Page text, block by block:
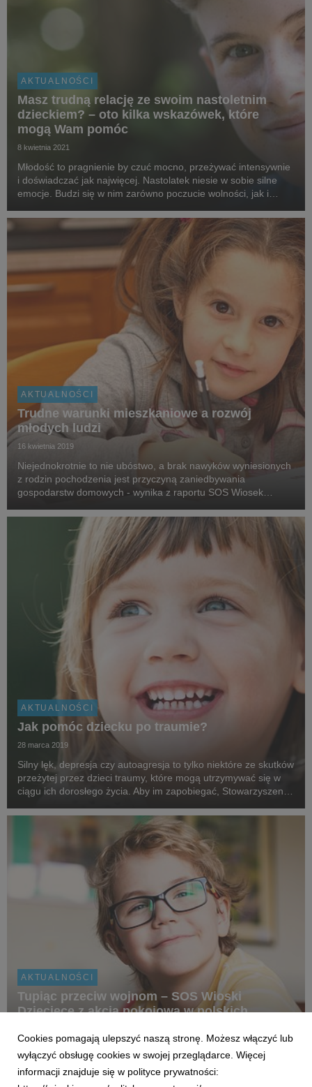
AKTUALNOŚCI
Masz trudną relację ze swoim nastoletnim
dzieckiem? – oto kilka wskazówek, które
mogą Wam pomóc
8 kwietnia 2021
Młodość to pragnienie by czuć mocno, przeżywać intensywnie
i doświadczać jak najwięcej. Nastolatek niesie w sobie silne
emocje. Budzi się w nim zarówno poczucie wolności, jak i
we własne możliwości. Często też...
AKTUALNOŚCI
Trudne warunki mieszkaniowe a rozwój
młodych ludzi
16 kwietnia 2019
Niejednokrotnie to nie ubóstwo, a brak nawyków wyniesionych
z rodzin pochodzenia jest przyczyną zaniedbywania
gospodarstw domowych - wynika z raportu SOS Wiosek
rodzinach oprócz motywacji do podjęcia zatrudnienia, czy e...
AKTUALNOŚCI
Jak pomóc dziecku po traumie?
28 marca 2019
Silny lęk, depresja czy autoagresja to tylko niektóre ze skutków
przeżytej przez dzieci traumy, które mogą utrzymywać się w
ciągu ich dorosłego życia. Aby im zapobiegać, Stowarzyszenie
Uniwersytetem Lubelskim Jana ...
AKTUALNOŚCI
Tupiąc przeciw wojnom – SOS Wioski
Dziecięce z akcją pokojową w polskich
16 października 2024
Obecnie 400 milionów dzieci na świecie dorasta w strefach
konfliktu [1], a ponad 43 miliony zmuszone są do opuszczenia
Cookies pomagają ulepszyć naszą stronę. Możesz włączyć lub
wyłączyć obsługę cookies w swojej przeglądarce. Więcej
informacji znajduje się w polityce prywatności: